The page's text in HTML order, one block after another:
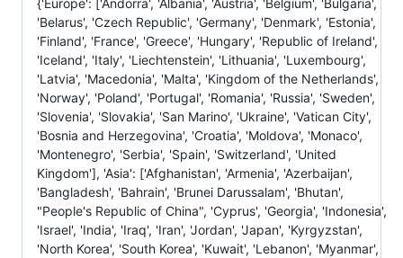
{'Europe': ['Andorra', 'Albania', 'Austria', 'Belgium', 'Bulgaria',
'Belarus', 'Czech Republic', 'Germany', 'Denmark', 'Estonia',
'Finland', 'France', 'Greece', 'Hungary', 'Republic of Ireland',
'Iceland', 'Italy', 'Liechtenstein', 'Lithuania', 'Luxembourg',
'Latvia', 'Macedonia', 'Malta', 'Kingdom of the Netherlands',
'Norway', 'Poland', 'Portugal', 'Romania', 'Russia', 'Sweden',
'Slovenia', 'Slovakia', 'San Marino', 'Ukraine', 'Vatican City',
'Bosnia and Herzegovina', 'Croatia', 'Moldova', 'Monaco',
'Montenegro', 'Serbia', 'Spain', 'Switzerland', 'United
Kingdom'], 'Asia': ['Afghanistan', 'Armenia', 'Azerbaijan',
'Bangladesh', 'Bahrain', 'Brunei Darussalam', 'Bhutan',
"People's Republic of China", 'Cyprus', 'Georgia', 'Indonesia',
'Israel', 'India', 'Iraq', 'Iran', 'Jordan', 'Japan', 'Kyrgyzstan',
'North Korea', 'South Korea', 'Kuwait', 'Lebanon', 'Myanmar',